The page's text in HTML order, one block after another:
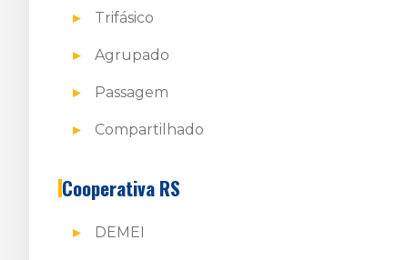
Trifásico
Agrupado
Passagem
Compartilhado
Cooperativa RS
DEMEI